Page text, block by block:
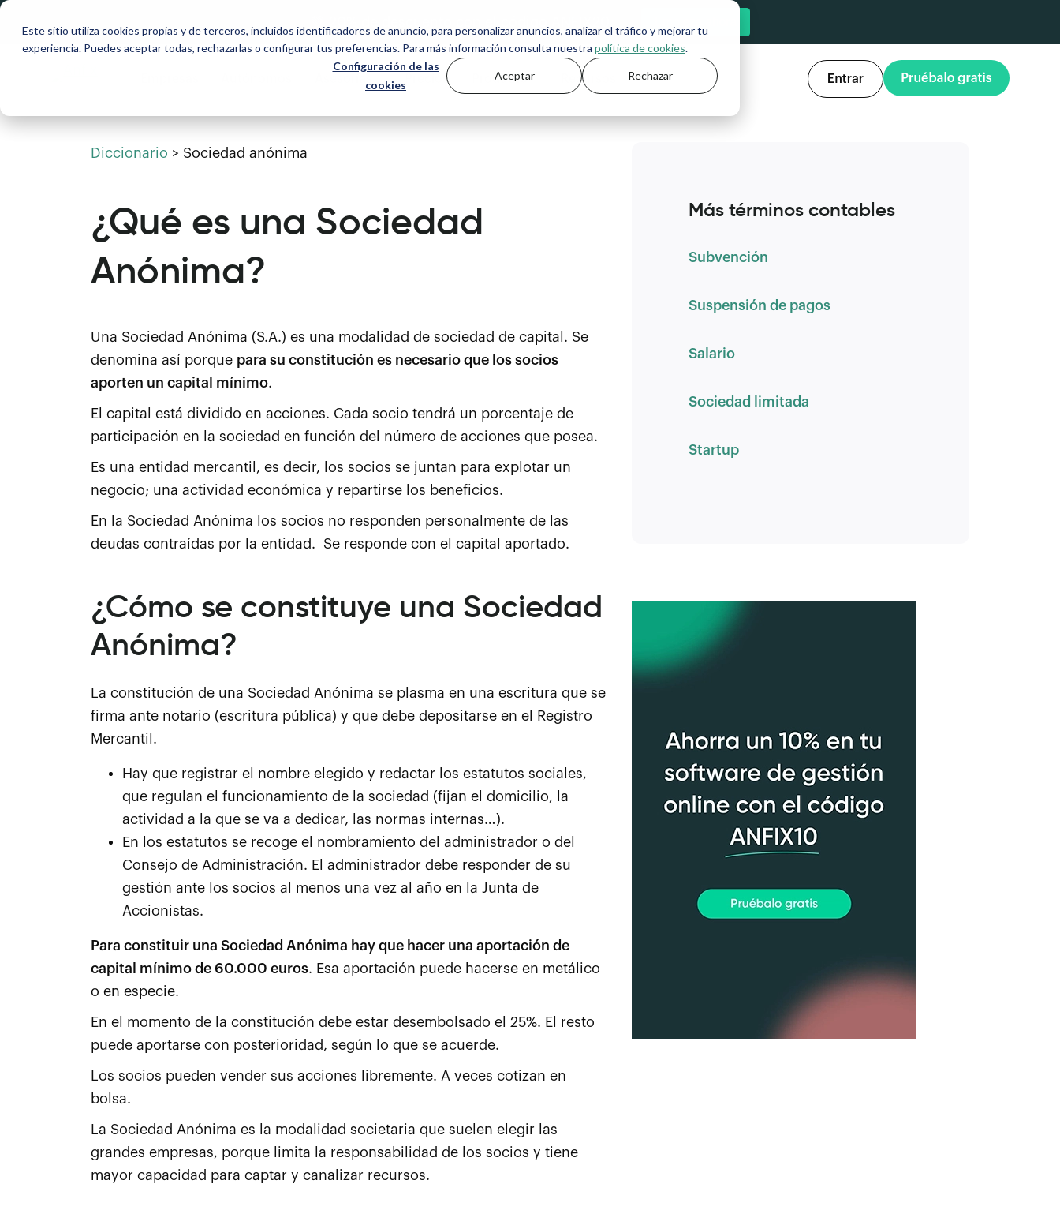
Este sitio utiliza cookies propias y de terceros, incluidos identificadores de anuncio, para personalizar anuncios, analizar el tráfico y mejorar tu
experiencia. Puedes aceptar todas, rechazarlas o configurar tus preferencias. Para más información consulta nuestra política de cookies.
Configuración de las
cookies
Aceptar Rechazar
Precios Producto Recursos
Diccionario > Sociedad anónima
¿Qué es una Sociedad
Anónima?
Una Sociedad Anónima (S.A.) es una modalidad de sociedad de capital. Se
denomina así porque para su constitución es necesario que los socios
aporten un capital mínimo.
El capital está dividido en acciones. Cada socio tendrá un porcentaje de
participación en la sociedad en función del número de acciones que posea.
Es una entidad mercantil, es decir, los socios se juntan para explotar un
negocio; una actividad económica y repartirse los beneficios.
En la Sociedad Anónima los socios no responden personalmente de las
deudas contraídas por la entidad.
Se responde con el capital aportado.
¿Cómo se constituye una Sociedad
Anónima?
La constitución de una Sociedad Anónima se plasma en una escritura que se
firma ante notario (escritura pública) y que debe depositarse en el Registro
Mercantil.
Hay que registrar el nombre elegido y redactar los estatutos sociales,
que regulan el funcionamiento de la sociedad (fijan el domicilio, la
actividad a la que se va a dedicar, las normas internas…).
En los estatutos se recoge el nombramiento del administrador o del
Consejo de Administración. El administrador debe responder de su
gestión ante los socios al menos una vez al año en la Junta de
Accionistas.
Para constituir una Sociedad Anónima hay que hacer una aportación de
capital mínimo de 60.000 euros. Esa aportación puede hacerse en metálico
o en especie.
En el momento de la constitución debe estar desembolsado el 25%. El resto
puede aportarse con posterioridad, según lo que se acuerde.
Los socios pueden vender sus acciones libremente. A veces cotizan en
bolsa.
La Sociedad Anónima es la modalidad societaria que suelen elegir las
grandes empresas, porque limita la responsabilidad de los socios y tiene
mayor capacidad para captar y canalizar recursos.
Más términos contables
Subvención
Suspensión de pagos
Salario
Sociedad limitada
Startup